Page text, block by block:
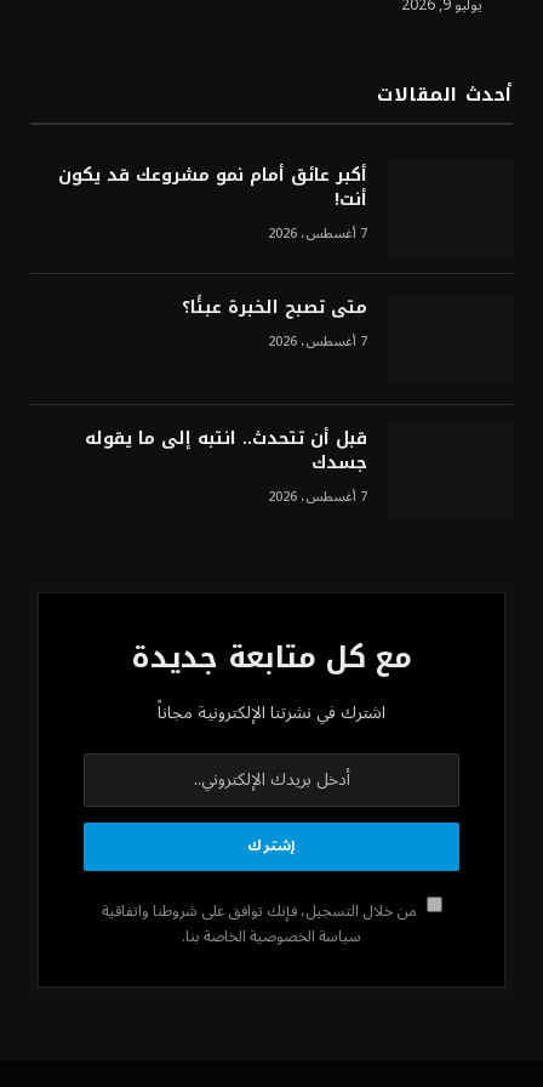
الدولار الأمريكي يتراجع قرب أدنى مستوياته
ترقب تطورات الوساطة بشأن الحرب
أحدث المقالات
أكبر عائق أمام نمو مشروعك قد يكون
أنت!
7 أغسطس، 2026
متى تصبح الخبرة عبئًا؟
7 أغسطس، 2026
قبل أن تتحدث.. انتبه إلى ما يقوله
جسدك
7 أغسطس، 2026
مع كل متابعة جديدة
اشترك في نشرتنا الإلكترونية مجاناً
من خلال التسجيل، فإنك توافق على شروطنا واتفاقية
سياسة الخصوصية الخاصة بنا.